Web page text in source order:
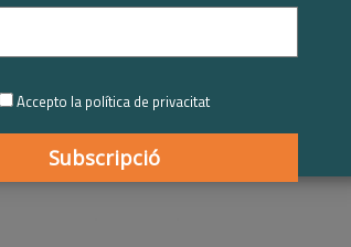
Accepto la política de privacitat